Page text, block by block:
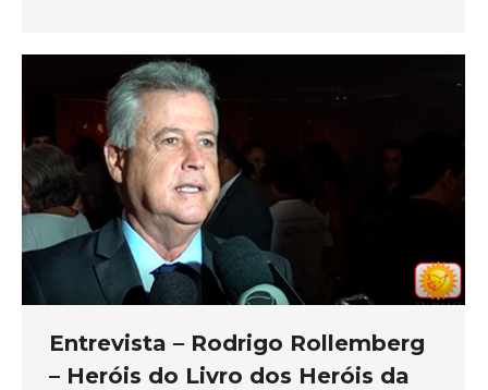
Entrevista – Rodrigo Rollemberg
– Heróis do Livro dos Heróis da